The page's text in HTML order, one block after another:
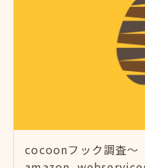
cocoonフック調査～